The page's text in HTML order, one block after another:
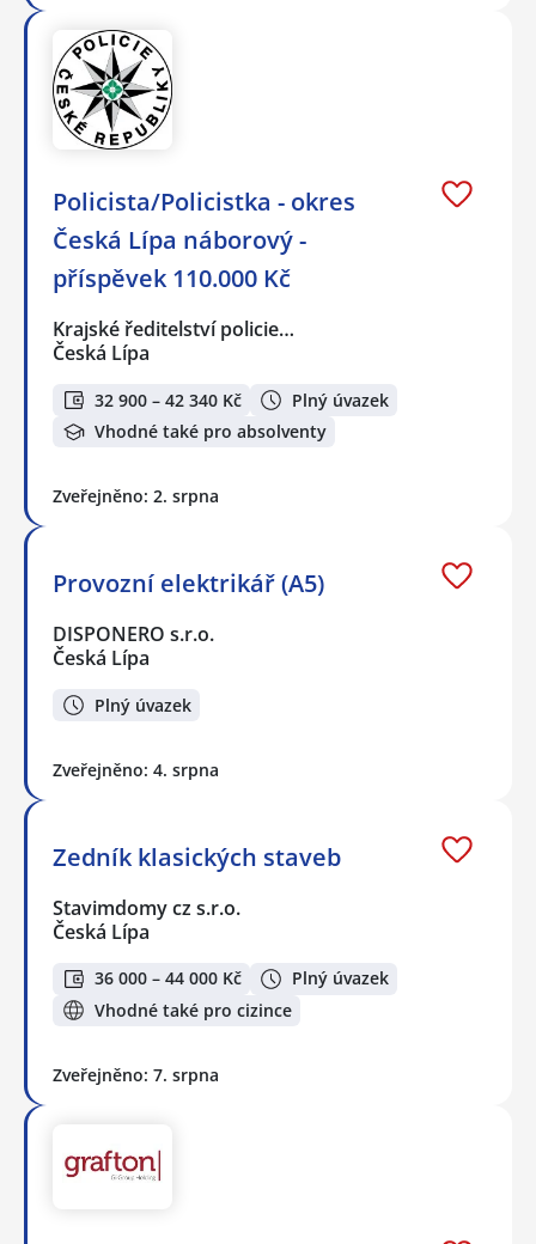
Policista/Policistka - okres
Česká Lípa náborový -
příspěvek 110.000 Kč
Krajské ředitelství policie…
Česká Lípa
32 900 – 42 340 Kč
Plný úvazek
Vhodné také pro absolventy
Zveřejněno: 2. srpna
Provozní elektrikář (A5)
DISPONERO s.r.o.
Česká Lípa
Plný úvazek
Zveřejněno: 4. srpna
Zedník klasických staveb
Stavimdomy cz s.r.o.
Česká Lípa
36 000 – 44 000 Kč
Plný úvazek
Vhodné také pro cizince
Zveřejněno: 7. srpna